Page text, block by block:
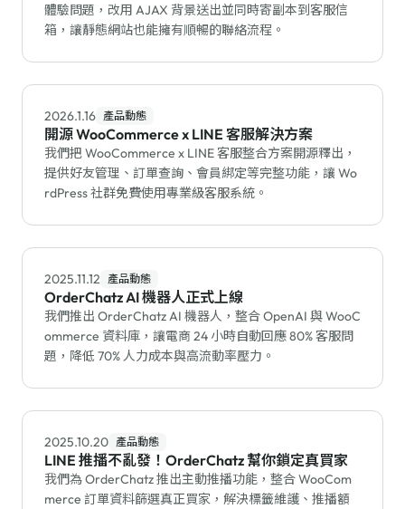
體驗問題，改用 AJAX 背景送出並同時寄副本到客服信
箱，讓靜態網站也能擁有順暢的聯絡流程。
2026.1.16 產品動態
開源 WooCommerce x LINE 客服解決方案
我們把 WooCommerce x LINE 客服整合方案開源釋出，
提供好友管理、訂單查詢、會員綁定等完整功能，讓 Wo
rdPress 社群免費使用專業級客服系統。
2025.11.12 產品動態
OrderChatz AI 機器人正式上線
我們推出 OrderChatz AI 機器人，整合 OpenAI 與 WooC
ommerce 資料庫，讓電商 24 小時自動回應 80% 客服問
題，降低 70% 人力成本與高流動率壓力。
2025.10.20 產品動態
LINE 推播不亂發！OrderChatz 幫你鎖定真買家
我們為 OrderChatz 推出主動推播功能，整合 WooCom
merce 訂單資料篩選真正買家，解決標籤維護、推播額